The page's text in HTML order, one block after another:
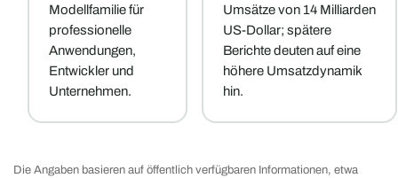
Modellfamilie für
professionelle
Anwendungen,
Entwickler und
Unternehmen.
Umsätze von 14 Milliarden
US-Dollar; spätere
Berichte deuten auf eine
höhere Umsatzdynamik
hin.
Die Angaben basieren auf öffentlich verfügbaren Informationen, etwa